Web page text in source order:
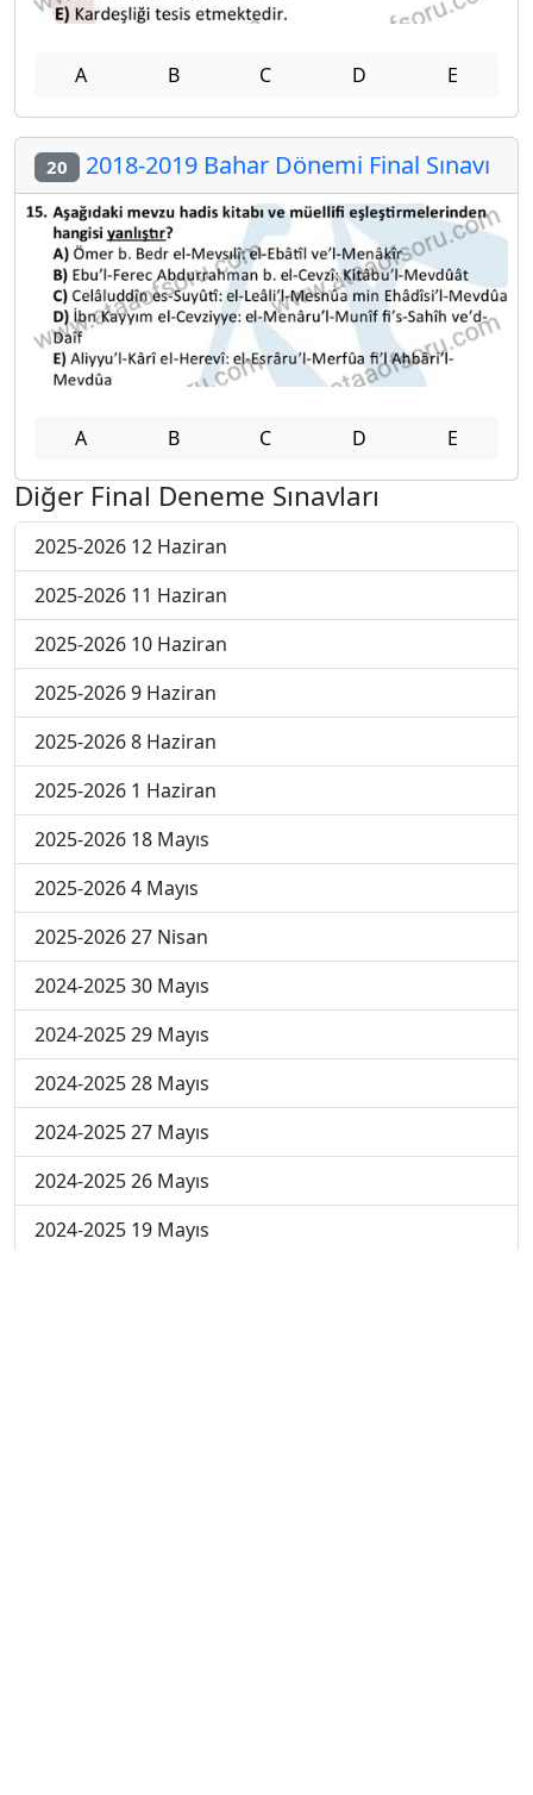
A B C D E
20 2018-2019 Bahar Dönemi Final Sınavı
A B C D E
Diğer Final Deneme Sınavları
2025-2026 12 Haziran
2025-2026 11 Haziran
2025-2026 10 Haziran
2025-2026 9 Haziran
2025-2026 8 Haziran
2025-2026 1 Haziran
2025-2026 18 Mayıs
2025-2026 4 Mayıs
2025-2026 27 Nisan
2024-2025 30 Mayıs
2024-2025 29 Mayıs
2024-2025 28 Mayıs
2024-2025 27 Mayıs
2024-2025 26 Mayıs
2024-2025 19 Mayıs